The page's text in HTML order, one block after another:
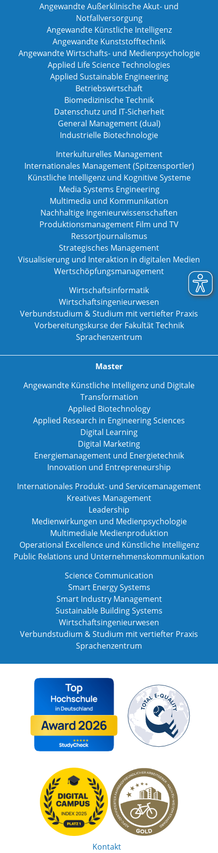
Angewandte Außerklinische Akut- und
Notfallversorgung
Angewandte Künstliche Intelligenz
Angewandte Kunststofftechnik
Angewandte Wirtschafts- und Medienpsychologie
Applied Life Science Technologies
Applied Sustainable Engineering
Betriebswirtschaft
Biomedizinische Technik
Datenschutz und IT-Sicherheit
General Management (dual)
Industrielle Biotechnologie
Interkulturelles Management
Internationales Management (Spitzensportler)
Künstliche Intelligenz und Kognitive Systeme
Media Systems Engineering
Multimedia und Kommunikation
Nachhaltige Ingenieurwissenschaften
Produktionsmanagement Film und TV
Ressortjournalismus
Strategisches Management
Visualisierung und Interaktion in digitalen Medien
Wertschöpfungsmanagement
Wirtschaftsinformatik
Wirtschaftsingenieurwesen
Verbundstudium & Studium mit vertiefter Praxis
Vorbereitungskurse der Fakultät Technik
Sprachenzentrum
Master
Angewandte Künstliche Intelligenz und Digitale
Transformation
Applied Biotechnology
Applied Research in Engineering Sciences
Digital Learning
Digital Marketing
Energiemanagement und Energietechnik
Innovation und Entrepreneurship
Internationales Produkt- und Servicemanagement
Kreatives Management
Leadership
Medienwirkungen und Medienpsychologie
Multimediale Medienproduktion
Operational Excellence und Künstliche Intelligenz
Public Relations und Unternehmenskommunikation
Science Communication
Smart Energy Systems
Smart Industry Management
Sustainable Building Systems
Wirtschaftsingenieurwesen
Verbundstudium & Studium mit vertiefter Praxis
Sprachenzentrum
Kontakt